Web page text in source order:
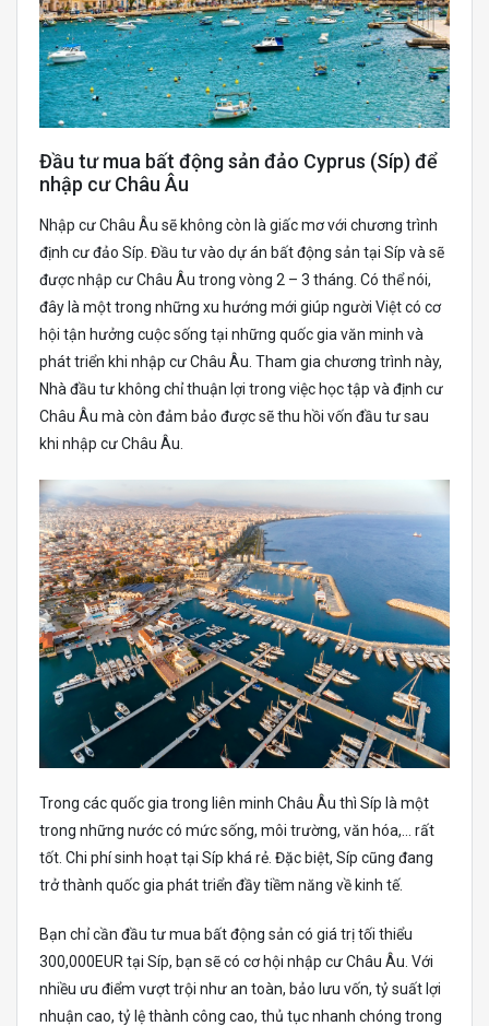
Đầu tư mua bất động sản đảo Cyprus (Síp) để
nhập cư Châu Âu
Nhập cư Châu Âu sẽ không còn là giấc mơ với chương trình
định cư đảo Síp. Đầu tư vào dự án bất động sản tại Síp và sẽ
được nhập cư Châu Âu trong vòng 2 – 3 tháng. Có thể nói,
đây là một trong những xu hướng mới giúp người Việt có cơ
hội tận hưởng cuộc sống tại những quốc gia văn minh và
phát triển khi nhập cư Châu Âu. Tham gia chương trình này,
Nhà đầu tư không chỉ thuận lợi trong việc học tập và định cư
Châu Âu mà còn đảm bảo được sẽ thu hồi vốn đầu tư sau
khi nhập cư Châu Âu.
Trong các quốc gia trong liên minh Châu Âu thì Síp là một
trong những nước có mức sống, môi trường, văn hóa,… rất
tốt. Chi phí sinh hoạt tại Síp khá rẻ. Đặc biệt, Síp cũng đang
trở thành quốc gia phát triển đầy tiềm năng về kinh tế.
Bạn chỉ cần đầu tư mua bất động sản có giá trị tối thiểu
300,000EUR tại Síp, bạn sẽ có cơ hội nhập cư Châu Âu. Với
nhiều ưu điểm vượt trội như an toàn, bảo lưu vốn, tỷ suất lợi
nhuận cao, tỷ lệ thành công cao, thủ tục nhanh chóng trong